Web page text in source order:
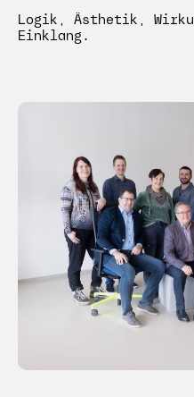
Logik, Ästhetik,
Einklang.